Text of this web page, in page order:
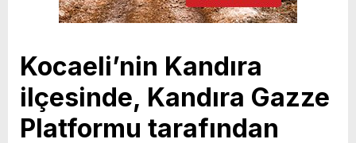
Kocaeli’nin Kandıra
ilçesinde, Kandıra Gazze
Platformu tarafından